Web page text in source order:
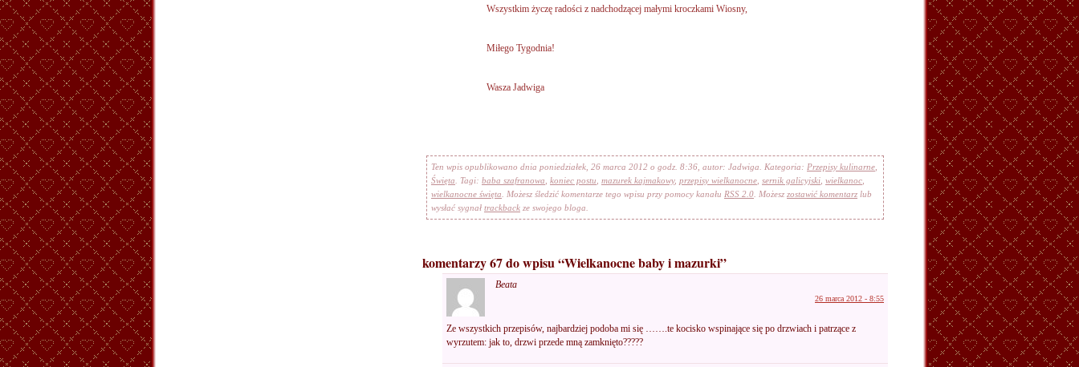
Wszystkim życzę radości z nadchodzącej małymi kroczkami Wiosny,
Miłego Tygodnia!
Wasza Jadwiga
Ten wpis opublikowano dnia poniedziałek, 26 marca 2012 o godz. 8:36, autor: Jadwiga. Kategoria: Przepisy kulinarne
Święta . Tagi: baba szafranowa koniec postu mazurek kajmakowy, przepisy wielkanocne sernik galicyjski wielkanoc
wielkanocne święta . Możesz śledzić komentarze tego wpisu przy pomocy kanału RSS 2.0 . Możesz zostawić komentarz lub
wysłać sygnał trackback ze swojego bloga.
komentarzy 67 do wpisu “Wielkanocne baby i mazurki”
Beata
26 marca 2012 - 8:55
Ze wszystkich przepisów, najbardziej podoba mi się …….te kocisko wspinające się po drzwiach i patrzące z
wyrzutem: jak to, drzwi przede mną zamknięto?????